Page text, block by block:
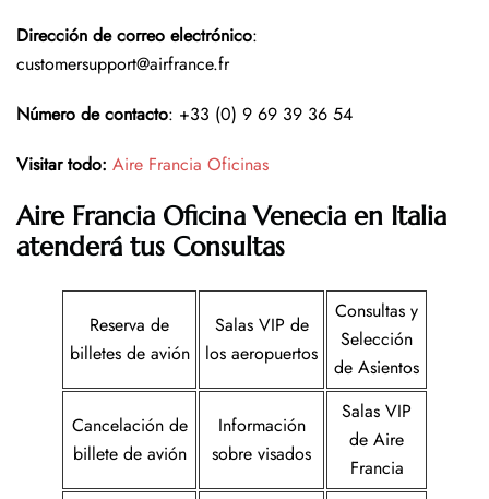
Dirección de correo electrónico:
customersupport@airfrance.fr
Número de contacto: +33 (0) 9 69 39 36 54
Visitar todo: Aire Francia Oficinas
Aire Francia Oficina Venecia en Italia
atenderá tus Consultas
Reserva de
billetes de avión
Salas VIP de
los aeropuertos
Consultas y
Selección
de Asientos
Cancelación de
billete de avión
Información
sobre visados
Salas VIP
de Aire
Francia